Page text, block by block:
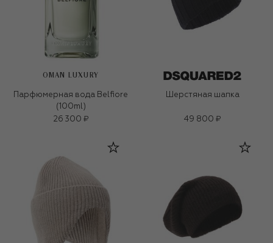
OMAN LUXURY
Парфюмерная вода Belfiore
(100ml)
26 300 ₽
Шерстяная шапка
49 800 ₽